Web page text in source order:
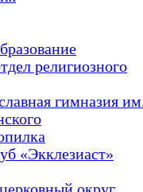
религиозного
гимназия
«Экклезиаст»